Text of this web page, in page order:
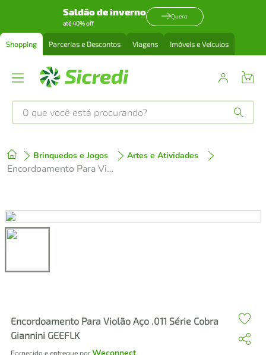
Saldão de inverno
até 40% off
Quero
Shopping Parcerias e Descontos Viagens Imóveis e Veículos
O que você está procurando?
Brinquedos e Jogos Artes e Atividades
Encordoamento Para Violão Aço .011 Série Cobra Giannini GEEFLK
Encordoamento Para Violão Aço .011 Série Cobra
Giannini GEEFLK
1º tenis